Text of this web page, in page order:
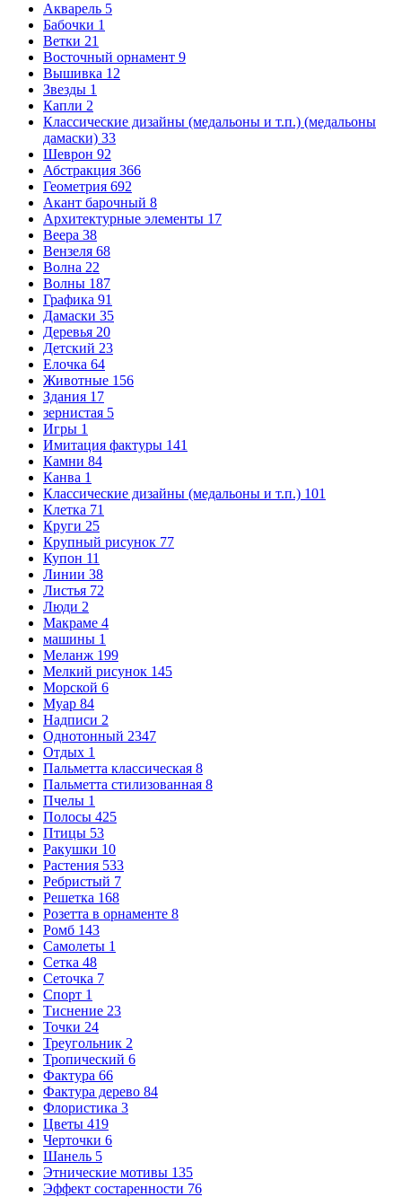
Акварель 5
Бабочки 1
Ветки 21
Восточный орнамент 9
Вышивка 12
Звезды 1
Капли 2
Классические дизайны (медальоны и т.п.) (медальоны
дамаски) 33
Шеврон 92
Абстракция 366
Геометрия 692
Акант барочный 8
Архитектурные элементы 17
Веера 38
Вензеля 68
Волна 22
Волны 187
Графика 91
Дамаски 35
Деревья 20
Детский 23
Елочка 64
Животные 156
Здания 17
зернистая 5
Игры 1
Имитация фактуры 141
Камни 84
Канва 1
Классические дизайны (медальоны и т.п.) 101
Клетка 71
Круги 25
Крупный рисунок 77
Купон 11
Линии 38
Листья 72
Люди 2
Макраме 4
машины 1
Меланж 199
Мелкий рисунок 145
Морской 6
Муар 84
Надписи 2
Однотонный 2347
Отдых 1
Пальметта классическая 8
Пальметта стилизованная 8
Пчелы 1
Полосы 425
Птицы 53
Ракушки 10
Растения 533
Ребристый 7
Решетка 168
Розетта в орнаменте 8
Ромб 143
Самолеты 1
Сетка 48
Сеточка 7
Спорт 1
Тиснение 23
Точки 24
Треугольник 2
Тропический 6
Фактура 66
Фактура дерево 84
Флористика 3
Цветы 419
Черточки 6
Шанель 5
Этнические мотивы 135
Эффект состаренности 76